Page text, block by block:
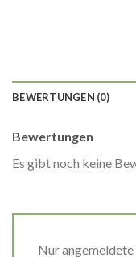
BEWERTUNGEN (0)
Bewertungen
Es gibt noch keine
Nur